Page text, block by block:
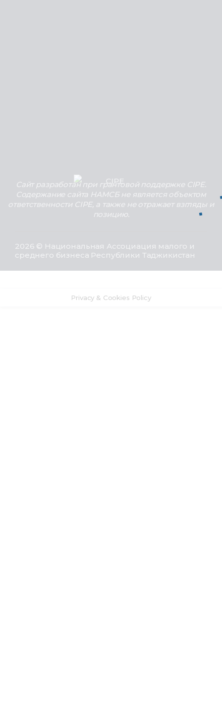
Сайт разработан при грантовой поддержке CIPE.
Содержание сайта НАМСБ не является объектом
ответственности CIPE, а также не отражает взгляды и
позицию.
2026 © Национальная Ассоциация малого и
среднего бизнеса Республики Таджикистан
Privacy & Cookies Policy